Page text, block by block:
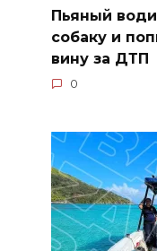
Пьяный
собаку и
вину за ДТП
0